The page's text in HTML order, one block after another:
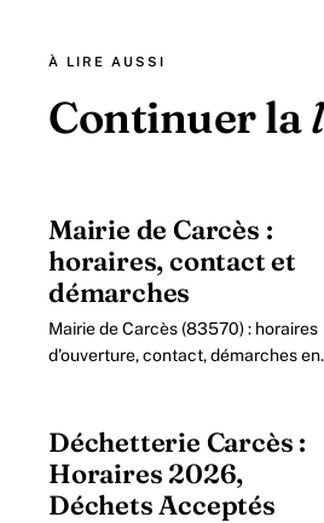
À LIRE AUSSI
Continuer la
Mairie de Carcès :
horaires, contact et
démarches
Mairie de Carcès (83570) : horaires
d'ouverture, contact, démarches en
Déchetterie Carcès :
Horaires 2026,
Déchets Acceptés